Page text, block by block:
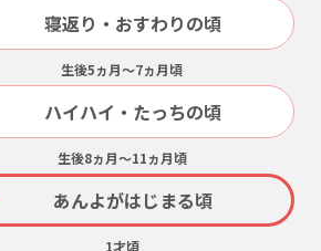
寝返り・ おすわりの頃
生後5ヵ月～7ヵ月頃
ハイハイ・ たっちの頃
生後8ヵ月～11ヵ月頃
あんよがはじまる頃
1才頃